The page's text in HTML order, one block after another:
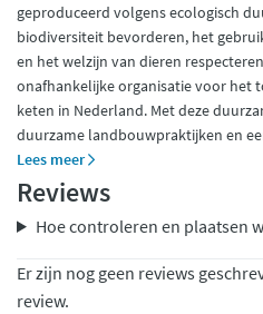
geproduceerd volgens ecologisch
biodiversiteit bevorderen, het
en het welzijn van dieren
onafhankelijke organisatie voor het
keten in Nederland. Met deze
duurzame landbouwpraktijken en
Lees meer
Reviews
Hoe controleren en plaatsen
Er zijn nog geen reviews
review.